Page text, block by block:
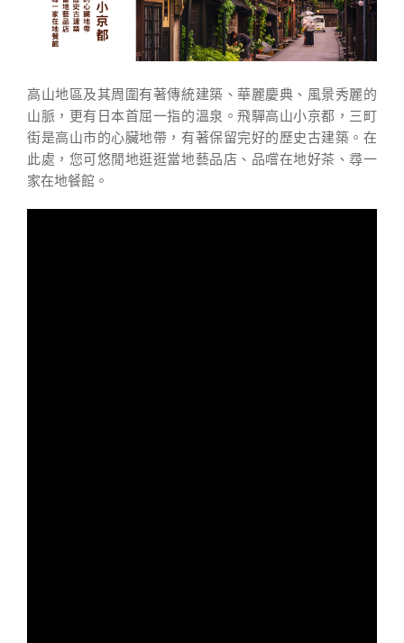
高山地區及其周圍有著傳統建築、華麗慶典、風景秀麗的
山脈，更有日本首屈一指的溫泉。飛驒高山小京都，三町
街是高山市的心臟地帶，有著保留完好的歷史古建築。在
此處，您可悠閒地逛逛當地藝品店、品嚐在地好茶、尋一
家在地餐館。